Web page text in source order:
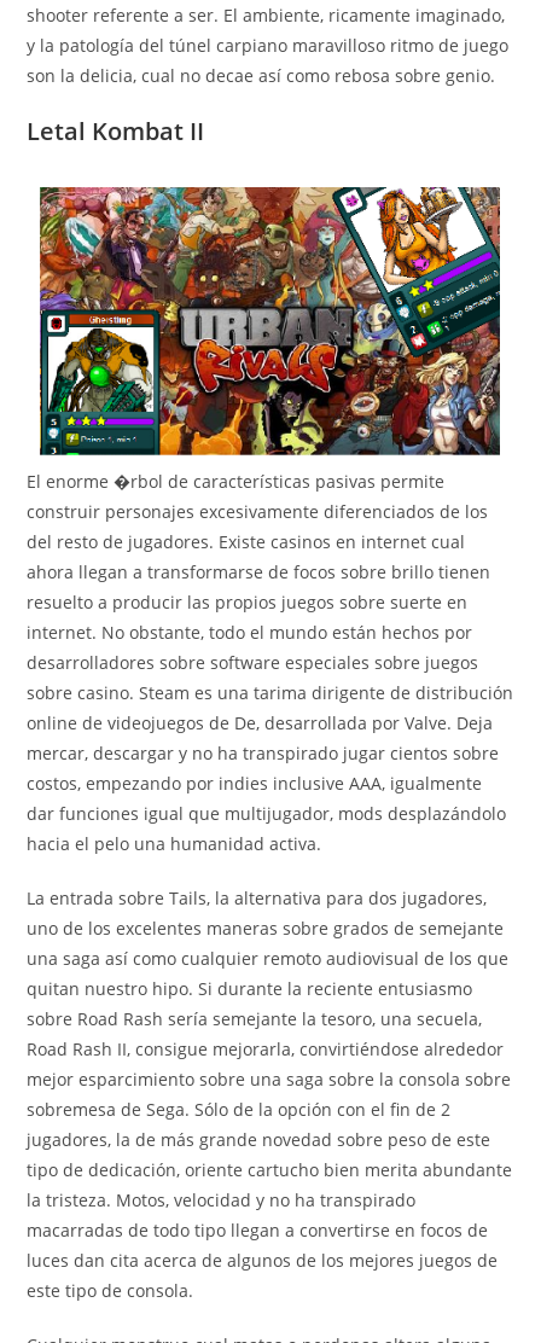
shooter referente a ser. El ambiente, ricamente imaginado,
y la patologí­a del túnel carpiano maravilloso ritmo de juego
son la delicia, cual no decae así­ como rebosa sobre genio.
Letal Kombat II
El enorme �rbol de características pasivas permite
construir personajes excesivamente diferenciados de los
del resto de jugadores. Existe casinos en internet cual
ahora llegan a transformarse de focos sobre brillo tienen
resuelto a producir las propios juegos sobre suerte en
internet. No obstante, todo el mundo están hechos por
desarrolladores sobre software especiales sobre juegos
sobre casino. Steam es una tarima dirigente de distribución
online de videojuegos de De, desarrollada por Valve. Deja
mercar, descargar y no ha transpirado jugar cientos sobre
costos, empezando por indies inclusive AAA, igualmente
dar funciones igual que multijugador, mods desplazándolo
hacia el pelo una humanidad activa.
La entrada sobre Tails, la alternativa para dos jugadores,
uno de los excelentes maneras sobre grados de semejante
una saga así­ como cualquier remoto audiovisual de los que
quitan nuestro hipo. Si durante la reciente entusiasmo
sobre Road Rash serí­a semejante la tesoro, una secuela,
Road Rash II, consigue mejorarla, convirtiéndose alrededor
mejor esparcimiento sobre una saga sobre la consola sobre
sobremesa de Sega. Sólo de la opción con el fin de 2
jugadores, la de más grande novedad sobre peso de este
tipo de dedicación, oriente cartucho bien merita abundante
la tristeza. Motos, velocidad y no ha transpirado
macarradas de todo tipo llegan a convertirse en focos de
luces dan cita acerca de algunos de los mejores juegos de
este tipo de consola.